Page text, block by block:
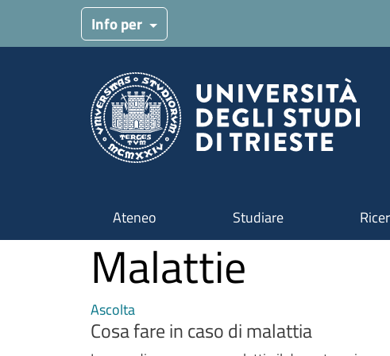
Salta al contenuto principale
Menu target
Info per
Navigazione principale
Ateneo Studiare
Malattie
Ascolta
Cosa fare in caso di malattia